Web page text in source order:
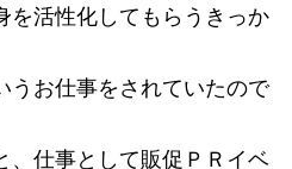
を活性化してもらうきっか
うお仕事をされていたので
、仕事として販促ＰＲイベ